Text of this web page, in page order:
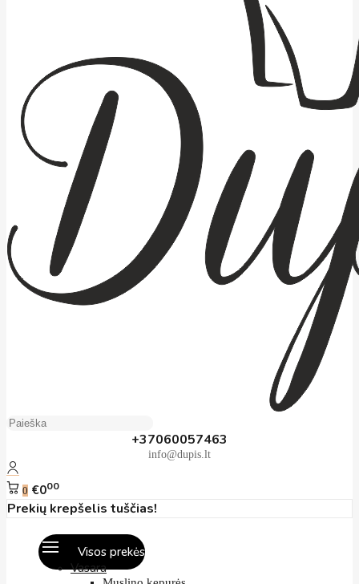
+37060057463
info@dupis.lt
0 €000
Prekių krepšelis tuščias!
Visos prekės
Vasara